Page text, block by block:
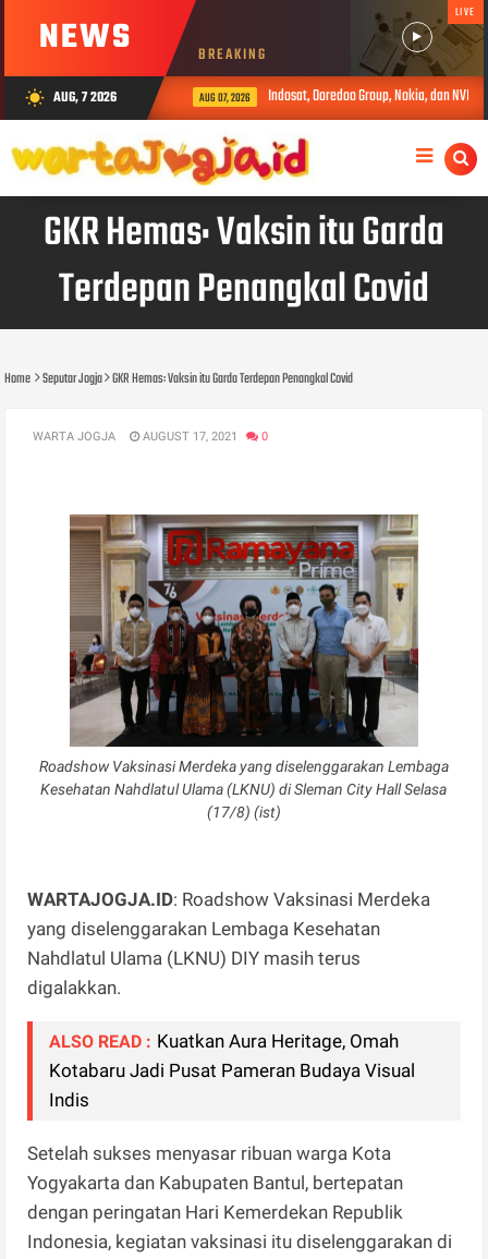
NEWS BREAKING
LIVE
wb_sunny AUG, 7 2026 AUG 07, 2026 Indosat, Ooredoo Group, Nokia, dan
GKR Hemas: Vaksin itu Garda
Terdepan Penangkal Covid
Home Seputar Jogja GKR Hemas: Vaksin itu Garda Terdepan Penangkal Covid
WARTA JOGJA AUGUST 17, 2021 0
Roadshow Vaksinasi Merdeka yang diselenggarakan Lembaga
Kesehatan Nahdlatul Ulama (LKNU) di Sleman City Hall Selasa
(17/8) (ist)
WARTAJOGJA.ID: Roadshow Vaksinasi Merdeka
yang diselenggarakan Lembaga Kesehatan
Nahdlatul Ulama (LKNU) DIY masih terus
digalakkan.
ALSO READ : Kuatkan Aura Heritage, Omah
Kotabaru Jadi Pusat Pameran Budaya Visual
Indis
Setelah sukses menyasar ribuan warga Kota
Yogyakarta dan Kabupaten Bantul, bertepatan
dengan peringatan Hari Kemerdekan Republik
Indonesia, kegiatan vaksinasi itu diselenggarakan di